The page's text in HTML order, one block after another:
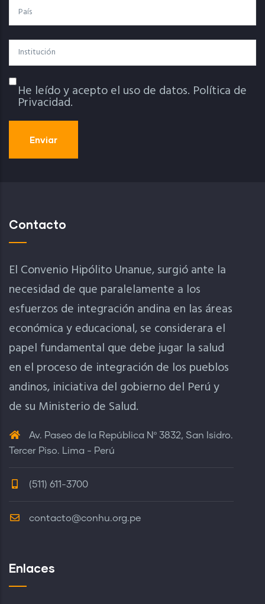
País
Institución
Política De Privacidad
He leído y acepto el uso de datos. Política de
Privacidad.
Contacto
El Convenio Hipólito Unanue, surgió ante la
necesidad de que paralelamente a los
esfuerzos de integración andina en las áreas
económica y educacional, se considerara el
papel fundamental que debe jugar la salud
en el proceso de integración de los pueblos
andinos, iniciativa del gobierno del Perú y
de su Ministerio de Salud.
Av. Paseo de la República Nº 3832, San Isidro.
Tercer Piso. Lima - Perú
(511) 611-3700
contacto@conhu.org.pe
Enlaces